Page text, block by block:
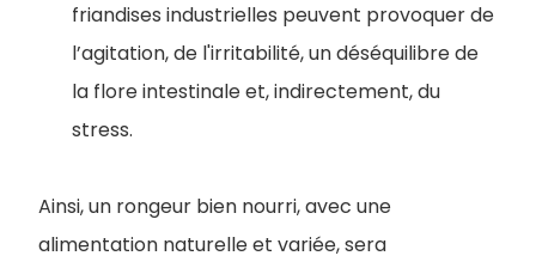
friandises industrielles peuvent provoquer de
l’agitation, de l'irritabilité, un déséquilibre de
la flore intestinale et, indirectement, du
stress.
Ainsi, un rongeur bien nourri, avec une
alimentation naturelle et variée, sera